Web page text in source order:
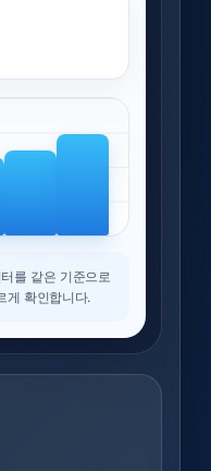
를 같은 기준으로
게 확인합니다.